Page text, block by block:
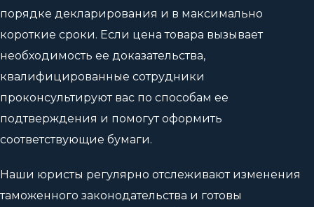
порядке декларирования и в максимально
короткие сроки. Если цена товара вызывает
необходимость ее доказательства,
квалифицированные сотрудники
проконсультируют вас по способам ее
подтверждения и помогут оформить
соответствующие бумаги.
Наши юристы регулярно отслеживают изменения
таможенного законодательства и готовы